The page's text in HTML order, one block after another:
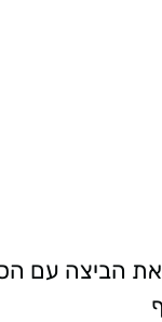
הביצה עם